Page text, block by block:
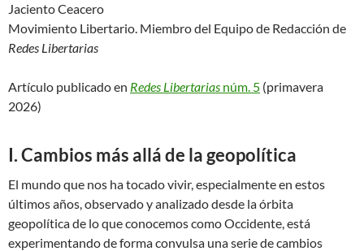
Jaciento Ceacero
Movimiento Libertario. Miembro del Equipo de Redacción de
Redes Libertarias
Artículo publicado en Redes Libertarias núm. 5 (primavera
2026)
I. Cambios más allá de la geopolítica
El mundo que nos ha tocado vivir, especialmente en estos
últimos años, observado y analizado desde la órbita
geopolítica de lo que conocemos como Occidente, está
experimentando de forma convulsa una serie de cambios